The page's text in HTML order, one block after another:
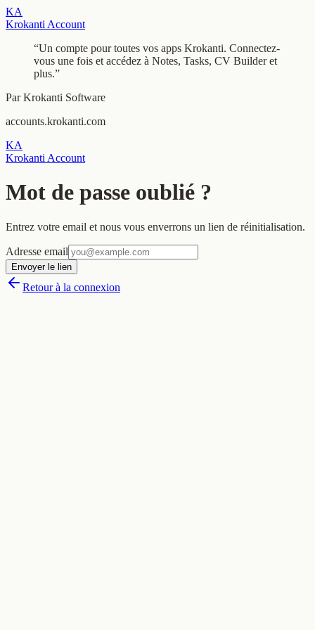
KA
Krokanti Account
“Un compte pour toutes vos apps Krokanti. Connectez-
vous une fois et accédez à Notes, Tasks, CV Builder et
plus.”
Par Krokanti Software
accounts.krokanti.com
KA
Krokanti Account
Mot de passe oublié ?
Entrez votre email et nous vous enverrons un lien de réinitialisation.
Adresse email
Envoyer le lien
Retour à la connexion